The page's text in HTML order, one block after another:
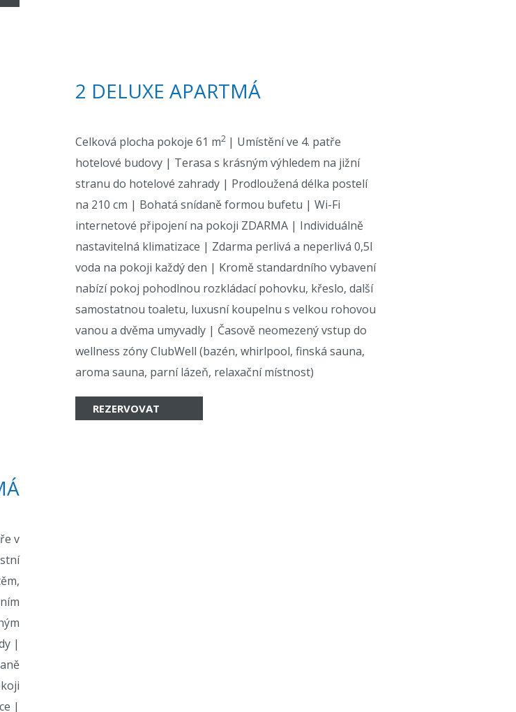
2 DELUXE APARTMÁ
Celková plocha pokoje 61 m2 | Umístění ve 4. patře
hotelové budovy | Terasa s krásným výhledem na jižní
stranu do hotelové zahrady | Prodloužená délka postelí
na 210 cm | Bohatá snídaně formou bufetu | Wi-Fi
internetové připojení na pokoji ZDARMA | Individuálně
nastavitelná klimatizace | Zdarma perlivá a neperlivá 0,5l
voda na pokoji každý den | Kromě standardního vybavení
nabízí pokoj pohodlnou rozkládací pohovku, křeslo, další
samostatnou toaletu, luxusní koupelnu s velkou rohovou
vanou a dvěma umyvadly | Časově neomezený vstup do
wellness zóny ClubWell (bazén, whirlpool, finská sauna,
aroma sauna, parní lázeň, relaxační místnost)
REZERVOVAT
v
|
|